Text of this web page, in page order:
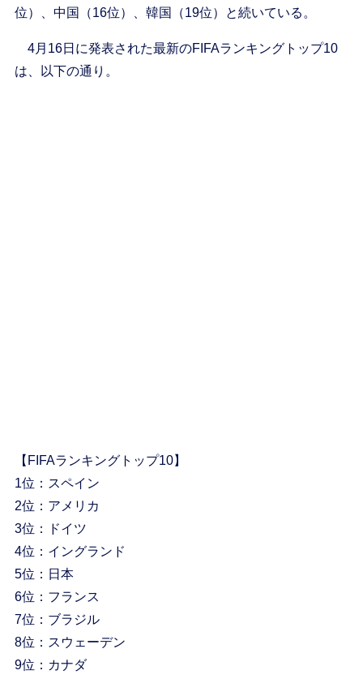
位）、中国（16位）、韓国（19位）と続いている。
4月16日に発表された最新のFIFAランキングトップ10
は、以下の通り。
【FIFAランキングトップ10】
1位：スペイン
2位：アメリカ
3位：ドイツ
4位：イングランド
5位：日本
6位：フランス
7位：ブラジル
8位：スウェーデン
9位：カナダ